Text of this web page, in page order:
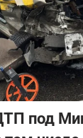
под